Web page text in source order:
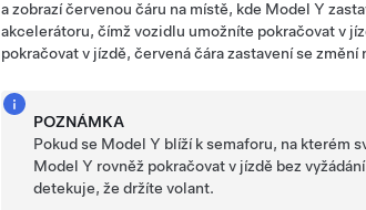
a zobrazí červenou čáru na místě, kde Model Y
akcelerátoru, čímž vozidlu umožníte pokračovat v
pokračovat v jízdě, červená čára zastavení se změní
POZNÁMKA
Pokud se Model Y blíží k semaforu, na kterém
Model Y rovněž pokračovat v jízdě bez
detekuje, že držítevolant.